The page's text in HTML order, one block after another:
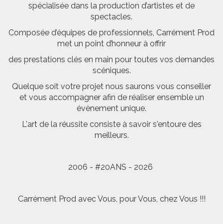
spécialisée dans la production d’artistes et de
spectacles.
Composée d’équipes de professionnels, Carrément Prod
met un point d’honneur à offrir
des prestations clés en main pour toutes vos demandes
scéniques.
Quelque soit votre projet nous saurons vous conseiller
et vous accompagner afin de réaliser ensemble un
évènement unique.
L'art de la réussite consiste à savoir s'entoure des
meilleurs.
2006 - #20ANS - 2026
Carrément Prod avec Vous, pour Vous, chez Vous !!!